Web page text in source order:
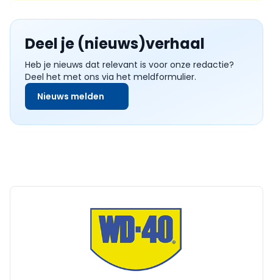
Deel je (nieuws)verhaal
Heb je nieuws dat relevant is voor onze redactie?
Deel het met ons via het meldformulier.
Nieuws melden